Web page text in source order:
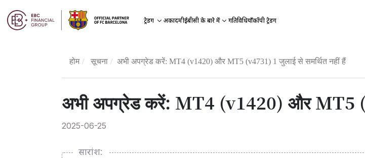
ट्रेडिंग अकादमीईबीसी के बारे में गतिविधियाँकॉपी ट्रेडिंग
होम सूचना अभी अपग्रेड करें: MT4 (v1420) और MT5 (v4731) 1 जुलाई से समर्थित नहीं हैं
अभी अपग्रेड करें: MT4 (v1420) और MT5
2025-06-25
सारांश: